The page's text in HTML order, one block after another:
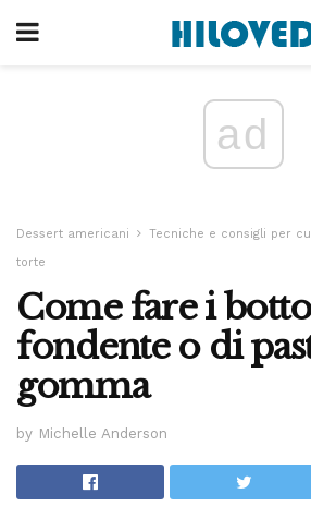
ad
Dessert americani Tecniche e consigli per
torte
Come fare i
fondente o di
gomma
by Michelle Anderson